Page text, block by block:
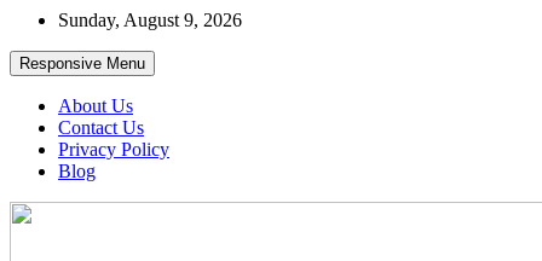
Skip
content
Sunday, August 9, 2026
Responsive Menu
About Us
Contact Us
Privacy Policy
Blog